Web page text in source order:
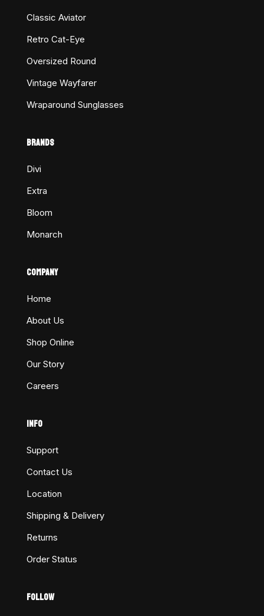
Classic Aviator
Retro Cat-Eye
Oversized Round
Vintage Wayfarer
Wraparound Sunglasses
BRANDS
Divi
Extra
Bloom
Monarch
COMPANY
Home
About Us
Shop Online
Our Story
Careers
INFO
Support
Contact Us
Location
Shipping & Delivery
Returns
Order Status
FOLLOW